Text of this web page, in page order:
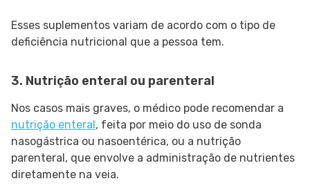
Esses suplementos variam de acordo com o tipo de
deficiência nutricional que a pessoa tem.
3. Nutrição enteral ou parenteral
Nos casos mais graves, o médico pode recomendar a
nutrição enteral , feita por meio do uso de sonda
nasogástrica ou nasoentérica, ou a nutrição
parenteral, que envolve a administração de nutrientes
diretamente na veia.